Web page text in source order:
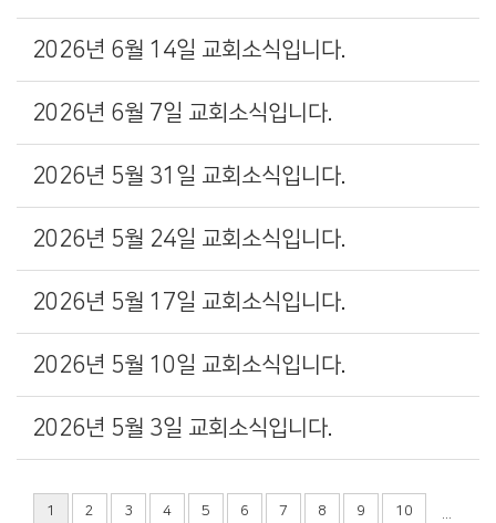
2026년 6월 14일 교회소식입니다.
2026년 6월 7일 교회소식입니다.
2026년 5월 31일 교회소식입니다.
2026년 5월 24일 교회소식입니다.
2026년 5월 17일 교회소식입니다.
2026년 5월 10일 교회소식입니다.
2026년 5월 3일 교회소식입니다.
1 2 3 4 5 6 7 8 9 10